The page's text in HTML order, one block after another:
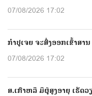
07/08/2026 17:02
ກຳປູເຈຍ ຈະສົ່ງອອກເຂົ້າສາ
07/08/2026 17:02
ສ.ເກົາຫລີ ມີຜູ້ສູງອາຍຸ ເຮັດ